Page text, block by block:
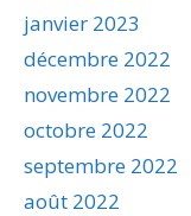
janvier 2023
décembre 2022
novembre 2022
octobre 2022
septembre 2022
août 2022